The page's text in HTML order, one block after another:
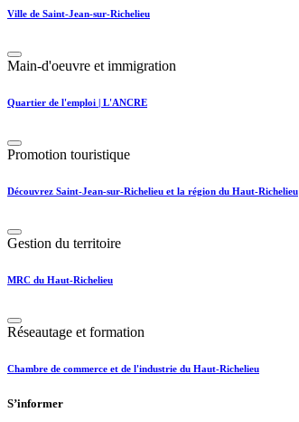
Ville de Saint-Jean-sur-Richelieu
Main-d'oeuvre et immigration
Quartier de l'emploi | L'ANCRE
Promotion touristique
Découvrez Saint-Jean-sur-Richelieu et la région du Haut-Richelieu
Gestion du territoire
MRC du Haut-Richelieu
Réseautage et formation
Chambre de commerce et de l'industrie du Haut-Richelieu
S’informer